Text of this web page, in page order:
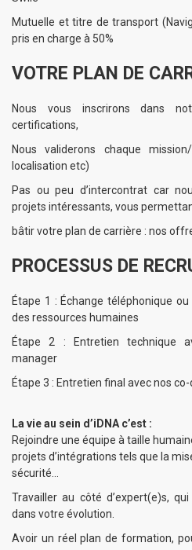
Mutuelle et titre de transport
pris en charge à 50%
VOTRE PLAN DE
Nous vous inscrirons dans
certifications,
Nous validerons chaque
localisation etc)
Pas ou peu d’intercontrat car
projets intéressants, vous
bâtir votre plan de carrière : nos
PROCESSUS DE
Étape 1 : Échange téléphonique ou
des ressources humaines
Étape 2 : Entretien technique
manager
Étape 3 : Entretien final avec nos
La vie au sein d’iDNA c’est :
Rejoindre une équipe à taille
projets d’intégrations tels que la
sécurité…
Travailler au côté d’expert(e)s,
dans votre évolution.
Avoir un réel plan de formation,